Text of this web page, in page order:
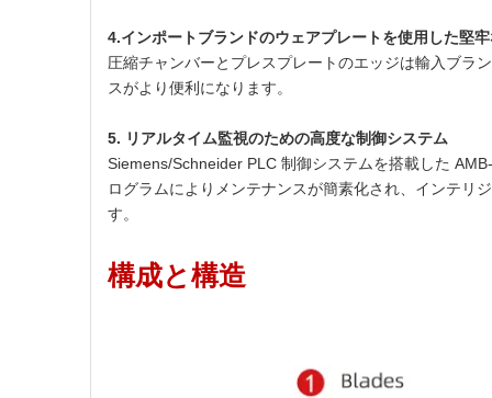
4.インポートブランドのウェアプレートを使用した堅
圧縮チャンバーとプレスプレートのエッジは輸入ブラ
スがより便利になります。
5. リアルタイム監視のための高度な制御システム
Siemens/Schneider PLC 制御システムを搭載した
ログラムによりメンテナンスが簡素化され、インテリ
す。
構成と構造